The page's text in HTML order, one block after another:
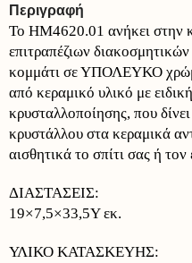
Περιγραφή
Το HM4620.01 ανήκει στην
επιτραπέζιων
κομμάτι σε ΥΠΟΛΕΥΚΟ
από κεραμικό υλικό με
κρυσταλλοποίησης, που
κρυστάλλου στα κεραμικά
αισθητικά το σπίτι σας ή
ΔΙΑΣΤΑΣΕΙΣ:
19×7,5×33,5Y εκ.
ΥΛΙΚΟ ΚΑΤΑΣΚΕΥΗΣ: